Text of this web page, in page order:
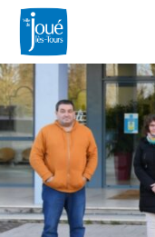
Aller
au
contenu
principal